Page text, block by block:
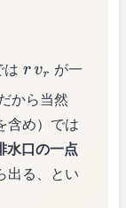
はrvr
が一
から当然
含め）では
水口の一点
出る、とい